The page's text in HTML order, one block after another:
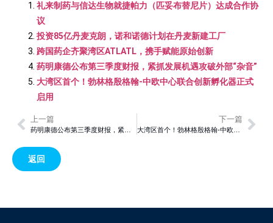
礼来制药与信达生物就捷帕力（匹妥布替尼片）达成合作协
议
投资85亿丹麦克朗，诺和诺德计划在丹麦新建工厂
跨国药企齐聚湾区ATLATL，携手赋能原始创新
药明康德公布第三季度财报，紧抓发展机遇攻破外部“杂音”
大湾区首个！勃林格殷格翰-中欧中心联合创新孵化器正式
启用
上一篇 下一篇
返回